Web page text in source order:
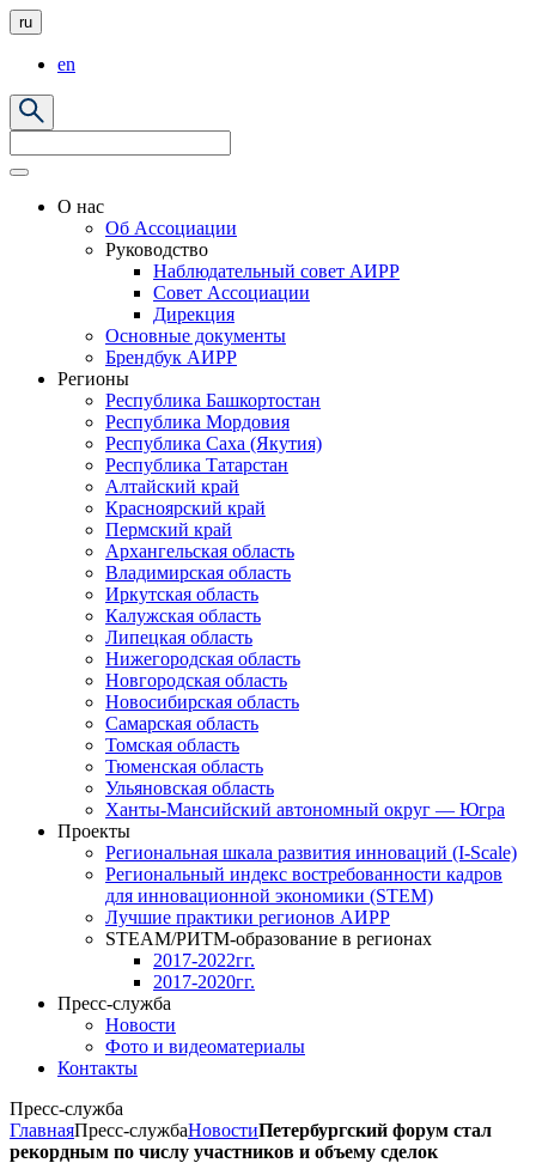
ru
en
О нас
Об Ассоциации
Руководство
Наблюдательный совет АИРР
Совет Ассоциации
Дирекция
Основные документы
Брендбук АИРР
Регионы
Республика Башкортостан
Республика Мордовия
Республика Саха (Якутия)
Республика Татарстан
Алтайский край
Красноярский край
Пермский край
Архангельская область
Владимирская область
Иркутская область
Калужская область
Липецкая область
Нижегородская область
Новгородская область
Новосибирская область
Самарская область
Томская область
Тюменская область
Ульяновская область
Ханты-Мансийский автономный округ — Югра
Проекты
Региональная шкала развития инноваций (I-Scale)
Региональный индекс востребованности кадров
для инновационной экономики (STEM)
Лучшие практики регионов АИРР
STEAM/РИТМ-образование в регионах
2017-2022гг.
2017-2020гг.
Пресс-служба
Новости
Фото и видеоматериалы
Контакты
Пресс-служба
ГлавнаяПресс-службаНовостиПетербургский форум стал
рекордным по числу участников и объему сделок